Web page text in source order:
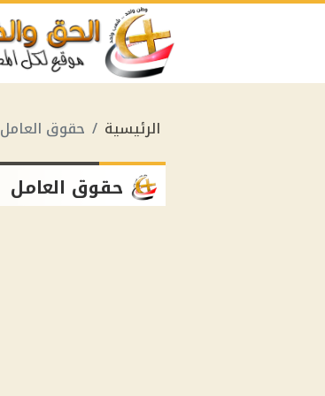
الرئيسية حقوق العامل
حقوق العامل